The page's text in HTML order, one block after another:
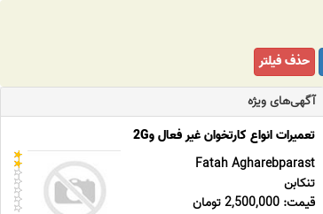
حذف فیلتر
آگهی‌های ویژه
تعمیرات انواع کارتخوان غیر فعال و2G
Fatah Agharebparast
تنکابن
قیمت: 2,500,000 تومان